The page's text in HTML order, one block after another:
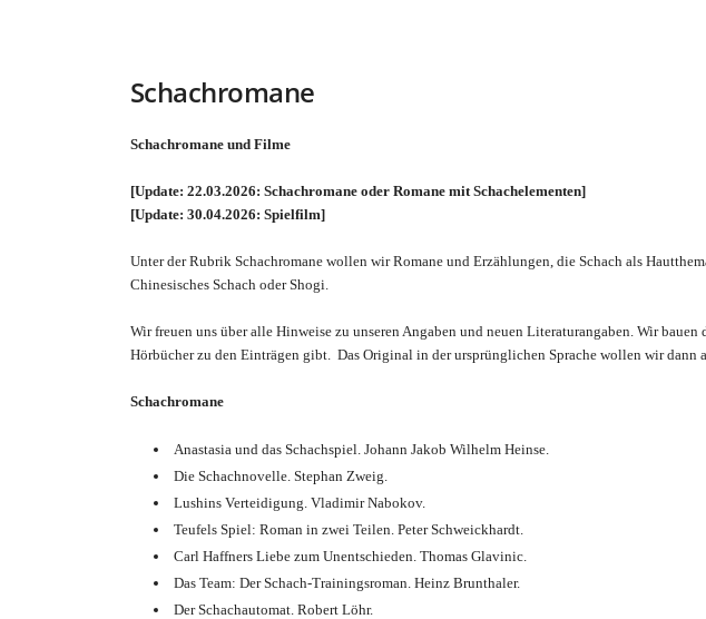
m
e
!
T
Schachromane
Schachromane und Filme
[Update: 22.03.2026: Schachromane oder Romane mit Schachelementen]
[Update: 30.04.2026: Spielfilm]
Unter der Rubrik Schachromane wollen wir Romane und Erzählungen, die Schach als
Chinesisches Schach oder Shogi.
Wir freuen uns über alle Hinweise zu unseren Angaben und neuen Literaturangaben. Wir
Hörbücher zu den Einträgen gibt. Das Original in der ursprünglichen Sprache wollen wir dann
Schachromane
Anastasia und das Schachspiel. Johann Jakob Wilhelm Heinse.
Die Schachnovelle. Stephan Zweig.
Lushins Verteidigung. Vladimir Nabokov.
Teufels Spiel: Roman in zwei Teilen. Peter Schweickhardt.
Carl Haffners Liebe zum Unentschieden. Thomas Glavinic.
Das Team: Der Schach-Trainingsroman. Heinz Brunthaler.
Der Schachautomat. Robert Löhr.